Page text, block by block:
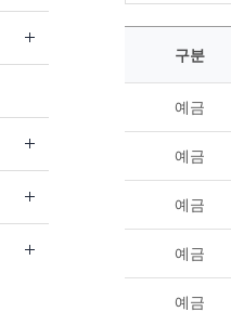
구분
예금
예금
예금
예금
예금